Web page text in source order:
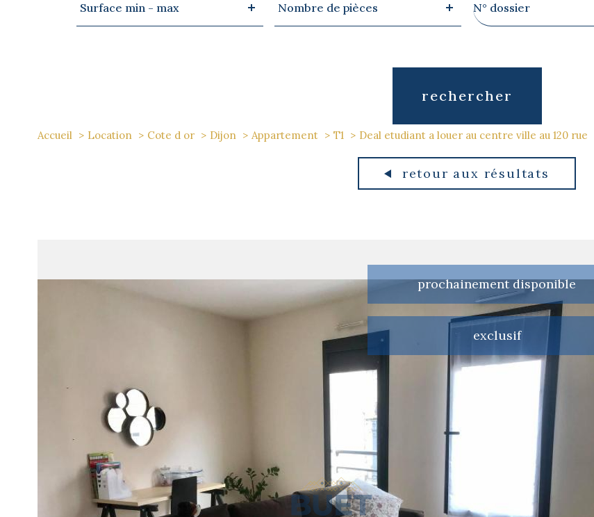
min
-
Surface min - max
de
pièces
Nombre de pièces
rechercher
Accueil Location Cote d or Dijon Appartement T1 Deal etudiant a louer au centre ville au 120 rue
retour aux résultats
prochainement disponible
exclusif